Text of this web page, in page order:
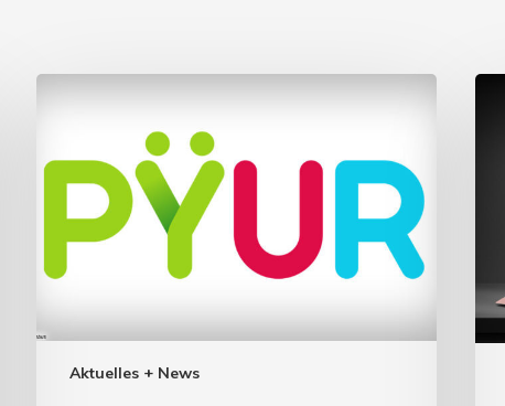
Aktuelles + News